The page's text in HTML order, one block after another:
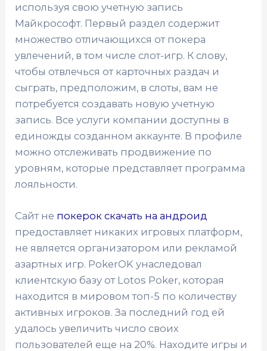
используя свою учетную запись
Майкрософт. Первый раздел содержит
множество отличающихся от покера
увлечений, в том числе слот-игр. К слову,
чтобы отвлечься от карточных раздач и
сыграть, предположим, в слоты, вам не
потребуется создавать новую учетную
запись. Все услуги компании доступны в
единожды созданном аккаунте. В профиле
можно отслеживать продвижение по
уровням, которые представляет программа
лояльности.
Сайт не покерок скачать на андроид
предоставляет никаких игровых платформ,
не является организатором или рекламой
азартных игр. PokerOK унаследовал
клиентскую базу от Lotos Poker, которая
находится в мировом топ-5 по количеству
активных игроков. За последний год ей
удалось увеличить число своих
пользователей еще на 20%. Находите игры и